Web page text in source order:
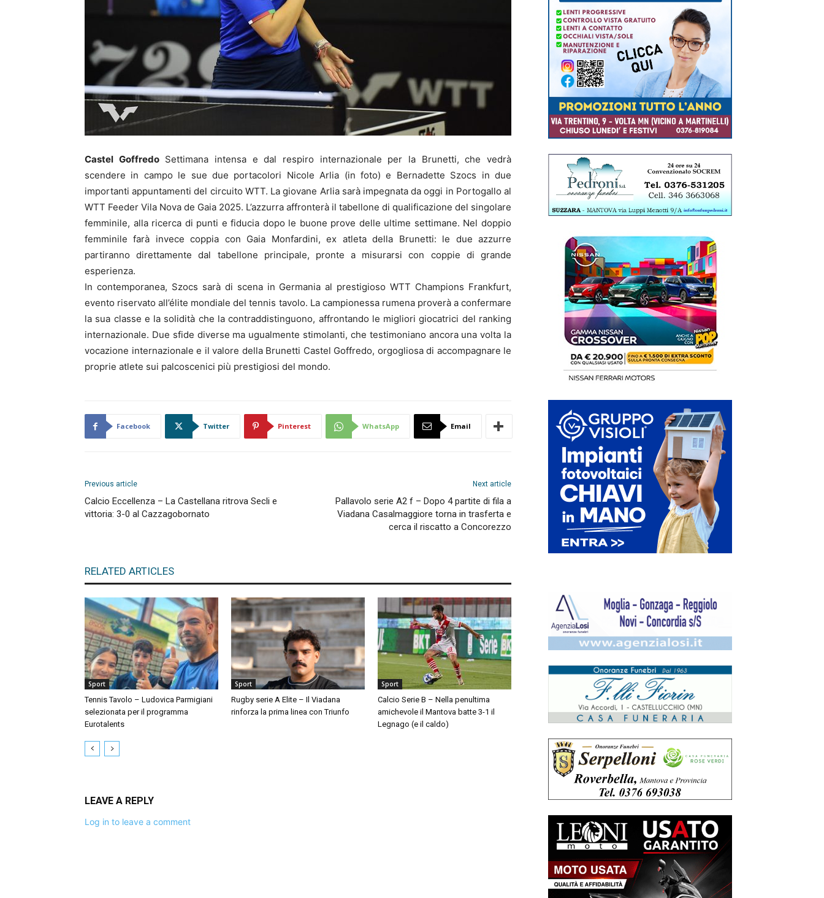
Castel GoffredoSettimana intensa e dal respiro internazionale per la Brunetti, che vedrà
scendere in campo le sue due portacolori Nicole Arlia (in foto) e Bernadette Szocs in due
importanti appuntamenti del circuito WTT. La giovane Arlia sarà impegnata da oggi in Portogallo al
WTT Feeder Vila Nova de Gaia 2025. L’azzurra affronterà il tabellone di qualificazione del singolare
femminile, alla ricerca di punti e fiducia dopo le buone prove delle ultime settimane. Nel doppio
femminile farà invece coppia con Gaia Monfardini, ex atleta della Brunetti: le due azzurre
partiranno direttamente dal tabellone principale, pronte a misurarsi con coppie di grande
esperienza.
In contemporanea, Szocs sarà di scena in Germania al prestigioso WTT Champions Frankfurt,
evento riservato all’élite mondiale del tennis tavolo. La campionessa rumena proverà a confermare
la sua classe e la solidità che la contraddistinguono, affrontando le migliori giocatrici del ranking
internazionale. Due sfide diverse ma ugualmente stimolanti, che testimoniano ancora una volta la
vocazione internazionale e il valore della Brunetti Castel Goffredo, orgogliosa di accompagnare le
proprie atlete sui palcoscenici più prestigiosi del mondo.
Facebook Twitter Pinterest WhatsApp Email
Previous article
Calcio Eccellenza – La Castellana ritrova Secli e
vittoria: 3-0 al Cazzagobornato
Next article
Pallavolo serie A2 f – Dopo 4 partite di fila a
Viadana Casalmaggiore torna in trasferta e
cerca il riscatto a Concorezzo
RELATED ARTICLES
Sport
Tennis Tavolo – Ludovica Parmigiani
selezionata per il programma
Eurotalents
Sport
Rugby serie A Elite – Il Viadana
rinforza la prima linea con Triunfo
Sport
Calcio Serie B – Nella penultima
amichevole il Mantova batte 3-1 il
Legnago (e il caldo)
LEAVE A REPLY
Log in to leave a comment